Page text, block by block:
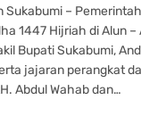
Sukabumi –
1447 Hijriah di Alun
Bupati Sukabumi,
jajaran perangkat
Abdul Wahab dan…